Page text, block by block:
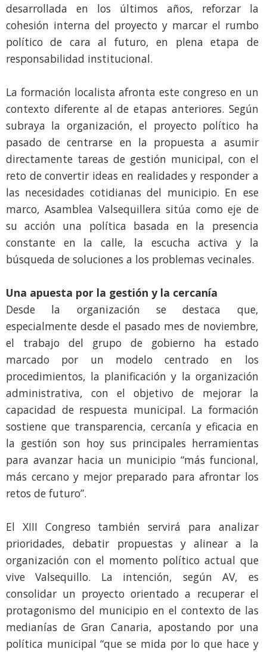
desarrollada en los últimos años, reforzar la
cohesión interna del proyecto y marcar el rumbo
político de cara al futuro, en plena etapa de
responsabilidad institucional.
La formación localista afronta este congreso en un
contexto diferente al de etapas anteriores. Según
subraya la organización, el proyecto político ha
pasado de centrarse en la propuesta a asumir
directamente tareas de gestión municipal, con el
reto de convertir ideas en realidades y responder a
las necesidades cotidianas del municipio. En ese
marco, Asamblea Valsequillera sitúa como eje de
su acción una política basada en la presencia
constante en la calle, la escucha activa y la
búsqueda de soluciones a los problemas vecinales.
Una apuesta por la gestión y la cercanía
Desde la organización se destaca que,
especialmente desde el pasado mes de noviembre,
el trabajo del grupo de gobierno ha estado
marcado por un modelo centrado en los
procedimientos, la planificación y la organización
administrativa, con el objetivo de mejorar la
capacidad de respuesta municipal. La formación
sostiene que transparencia, cercanía y eficacia en
la gestión son hoy sus principales herramientas
para avanzar hacia un municipio “más funcional,
más cercano y mejor preparado para afrontar los
retos de futuro”.
El XIII Congreso también servirá para analizar
prioridades, debatir propuestas y alinear a la
organización con el momento político actual que
vive Valsequillo. La intención, según AV, es
consolidar un proyecto orientado a recuperar el
protagonismo del municipio en el contexto de las
medianías de Gran Canaria, apostando por una
política municipal “que se mida por lo que hace y